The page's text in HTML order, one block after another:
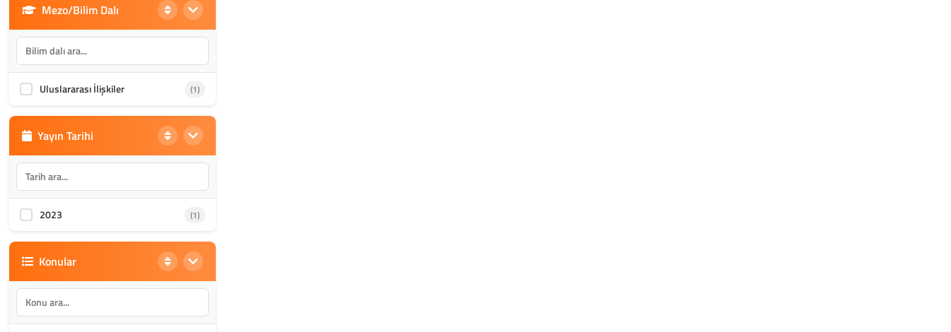
Din Bilimleri (1985)
İletişim, Mimarlık ve Güzel
Sanatlar
Akademik Kültür (1587)
Mezo/Bilim Dalı
Uluslararası İlişkiler (1)
Yayın Tarihi
2023 (1)
Konular